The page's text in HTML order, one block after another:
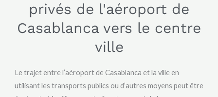
privés de l'aéroport de
Casablanca vers le centre
ville
Le trajet entre l’aéroport de Casablanca et la ville en
utilisant les transports publics ou d’autres moyens peut être